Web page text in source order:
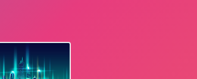
Симуляторы